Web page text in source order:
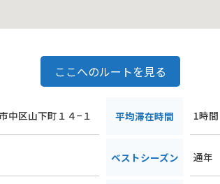
ここへのルートを見る
中区山下町１４−１ 平均滞在時間 1時間
ベストシーズン 通年